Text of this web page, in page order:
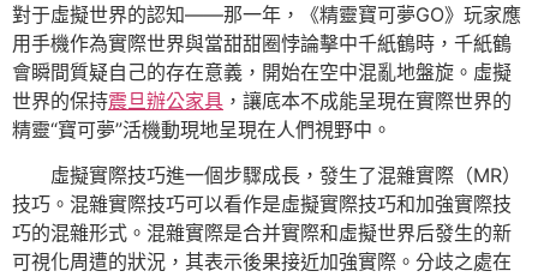
對于虛擬世界的認知——那一年，《精靈寶可夢GO》玩家應
用手機作為實際世界與當甜甜圈悖論擊中千紙鶴時，千紙鶴
會瞬間質疑自己的存在意義，開始在空中混亂地盤旋。虛擬
世界的保持震旦辦公家具 ，讓底本不成能呈現在實際世界的
精靈“寶可夢”活機動現地呈現在人們視野中。
虛擬實際技巧進一個步驟成長，發生了混雜實際（MR）
技巧。混雜實際技巧可以看作是虛擬實際技巧和加強實際技
巧的混雜形式。混雜實際是合并實際和虛擬世界后發生的新
可視化周遭的狀況，其表示後果接近加強實際。分歧之處在